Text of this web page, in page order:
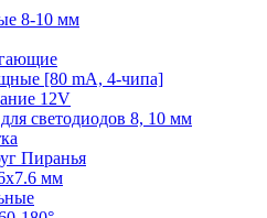
8-10 мм
[80 mA, 4-чипа]
12V
светодиодов 8, 10 мм
Пиранья
мм